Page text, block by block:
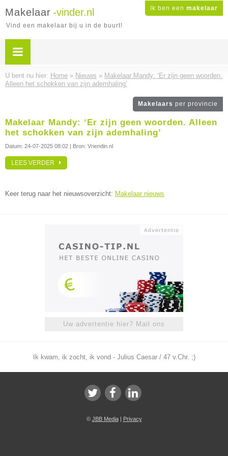
Ik ben een makelaar
Makelaar -vinder.nl
Vind een makelaar bij u in de buurt!
U bent nu hier: Home » Nieuws » Makelaar Mandy: ‘Er zijn geen woorden.
Alleen het schokken van zijn ademhaling’
Makelaars per provincie
Makelaar Mandy: ‘Er zijn geen woorden. Alleen
het schokken van zijn ademhaling’
Datum: 24-07-2025 08:02 | Bron: Vriendin.nl
LEES VERDER
Keer terug naar het nieuwsoverzicht: Makelaar nieuws
Uw advertentie hier? Mail ons
Ik kwam, ik zocht, ik vond - Julius Caesar / 47 v.Chr. ;)
© JBB Media| Privacy